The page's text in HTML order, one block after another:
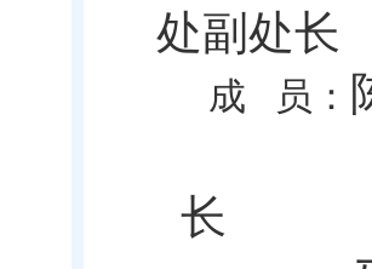
处副处长
成 员：
长